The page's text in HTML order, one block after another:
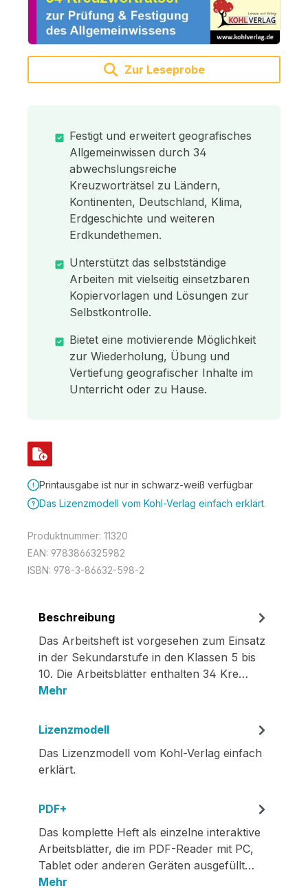
Zur Leseprobe
Festigt und erweitert geografisches
Allgemeinwissen durch 34
abwechslungsreiche
Kreuzworträtsel zu Ländern,
Kontinenten, Deutschland, Klima,
Erdgeschichte und weiteren
Erdkundethemen.
Unterstützt das selbstständige
Arbeiten mit vielseitig einsetzbaren
Kopiervorlagen und Lösungen zur
Selbstkontrolle.
Bietet eine motivierende Möglichkeit
zur Wiederholung, Übung und
Vertiefung geografischer Inhalte im
Unterricht oder zu Hause.
Printausgabe ist nur in schwarz-weiß verfügbar
Das Lizenzmodell vom Kohl-Verlag einfach erklärt.
Produktnummer: 11320
EAN: 9783866325982
ISBN: 978-3-86632-598-2
Beschreibung
Das Arbeitsheft ist vorgesehen zum Einsatz
in der Sekundarstufe in den Klassen 5 bis
10. Die Arbeitsblätter enthalten 34 Kre…
Mehr
Lizenzmodell
Das Lizenzmodell vom Kohl-Verlag einfach
erklärt.
PDF+
Das komplette Heft als einzelne interaktive
Arbeitsblätter, die im PDF-Reader mit PC,
Tablet oder anderen Geräten ausgefüllt…
Mehr